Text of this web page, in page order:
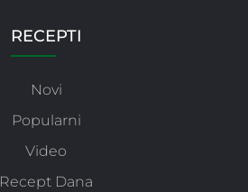
RECEPTI
Novi
Popularni
Video
Recept Dana